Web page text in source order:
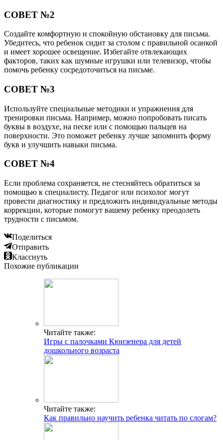
СОВЕТ №2
Создайте комфортную и спокойную обстановку для письма.
Убедитесь, что ребенок сидит за столом с правильной осанкой
и имеет хорошее освещение. Избегайте отвлекающих
факторов, таких как шумные игрушки или телевизор, чтобы
помочь ребенку сосредоточиться на письме.
СОВЕТ №3
Используйте специальные методики и упражнения для
тренировки письма. Например, можно попробовать писать
буквы в воздухе, на песке или с помощью пальцев на
поверхности. Это поможет ребенку лучше запомнить форму
букв и улучшить навыки письма.
СОВЕТ №4
Если проблема сохраняется, не стесняйтесь обратиться за
помощью к специалисту. Педагог или психолог могут
провести диагностику и предложить индивидуальные методы
коррекции, которые помогут вашему ребенку преодолеть
трудности с письмом.
Поделиться
Отправить
Класснуть
Похожие публикации
Читайте также:
Игры с палочками Кюизенера для детей
дошкольного возраста
Читайте также:
Как правильно научить ребенка читать по слогам?